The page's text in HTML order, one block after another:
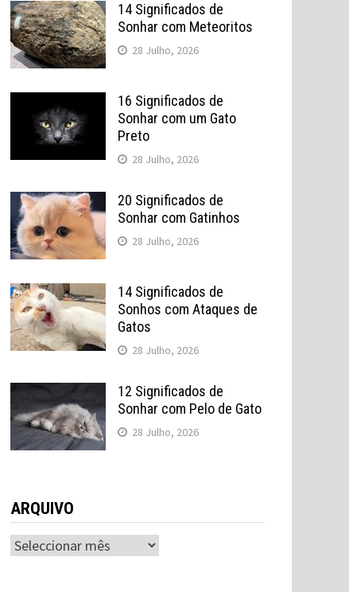
14 Significados de
Sonhar com Meteoritos
28 Julho, 2026
16 Significados de
Sonhar com um Gato
Preto
28 Julho, 2026
20 Significados de
Sonhar com Gatinhos
28 Julho, 2026
14 Significados de
Sonhos com Ataques de
Gatos
28 Julho, 2026
12 Significados de
Sonhar com Pelo de Gato
28 Julho, 2026
ARQUIVO
ARQUIVO